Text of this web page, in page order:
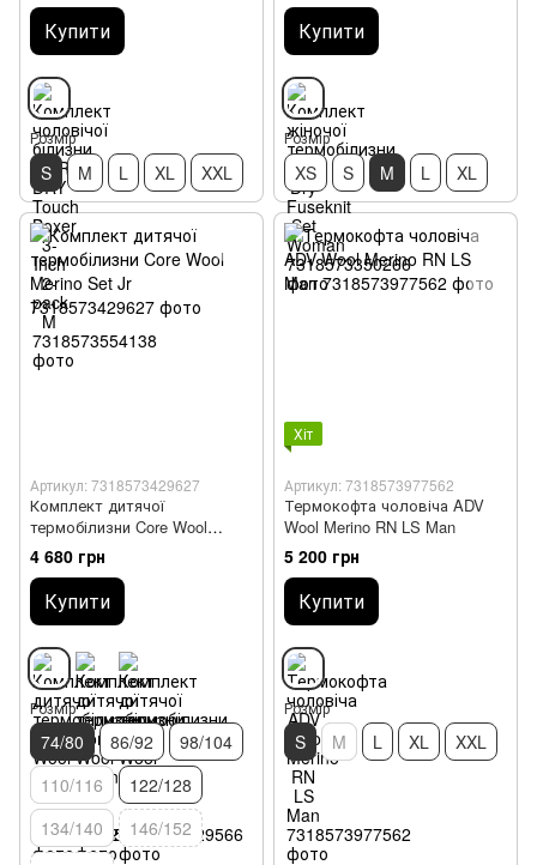
Купити
Розмір
S M L XL XXL
Купити
Розмір
XS S M L XL
Артикул: 7318573429627
Комплект дитячої
термобілизни Core Wool
Merino Set Jr
4 680 грн
Купити
Розмір
74/80 86/92
98/104
110/116
122/128
134/140
146/152
Хіт
Артикул: 7318573977562
Термокофта чоловіча ADV
Wool Merino RN LS Man
5 200 грн
Купити
Розмір
S M L XL XXL